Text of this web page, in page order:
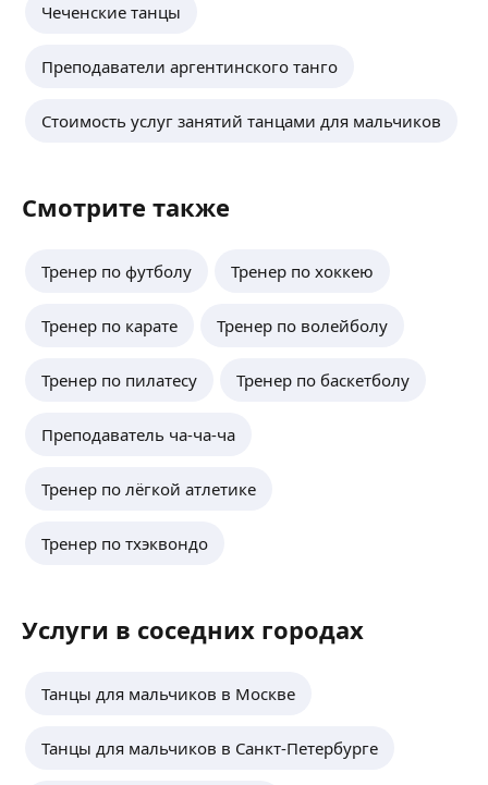
Чеченские танцы
Преподаватели аргентинского танго
Стоимость услуг занятий танцами для мальчиков
Смотрите также
Тренер по футболу Тренер по хоккею
Тренер по карате Тренер по волейболу
Тренер по пилатесу Тренер по баскетболу
Преподаватель ча-ча-ча
Тренер по лёгкой атлетике
Тренер по тхэквондо
Услуги в соседних городах
Танцы для мальчиков в Москве
Танцы для мальчиков в Санкт-Петербурге